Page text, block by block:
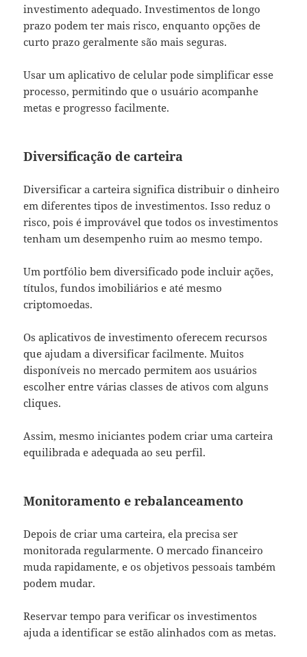
investimento adequado. Investimentos de longo
prazo podem ter mais risco, enquanto opções de
curto prazo geralmente são mais seguras.
Usar um aplicativo de celular pode simplificar esse
processo, permitindo que o usuário acompanhe
metas e progresso facilmente.
Diversificação de carteira
Diversificar a carteira significa distribuir o dinheiro
em diferentes tipos de investimentos. Isso reduz o
risco, pois é improvável que todos os investimentos
tenham um desempenho ruim ao mesmo tempo.
Um portfólio bem diversificado pode incluir ações,
títulos, fundos imobiliários e até mesmo
criptomoedas.
Os aplicativos de investimento oferecem recursos
que ajudam a diversificar facilmente. Muitos
disponíveis no mercado permitem aos usuários
escolher entre várias classes de ativos com alguns
cliques.
Assim, mesmo iniciantes podem criar uma carteira
equilibrada e adequada ao seu perfil.
Monitoramento e rebalanceamento
Depois de criar uma carteira, ela precisa ser
monitorada regularmente. O mercado financeiro
muda rapidamente, e os objetivos pessoais também
podem mudar.
Reservar tempo para verificar os investimentos
ajuda a identificar se estão alinhados com as metas.